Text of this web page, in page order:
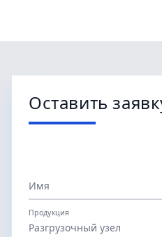
Оставить
Имя
Разгрузочный узел
Продукция